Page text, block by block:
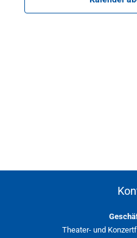
Theater- und